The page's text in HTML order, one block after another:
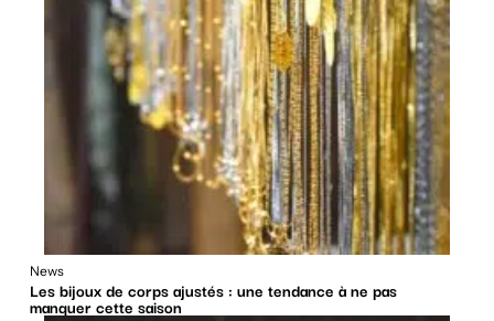
News
Les bijoux de corps ajustés : une tendance à ne pas
manquer cette saison